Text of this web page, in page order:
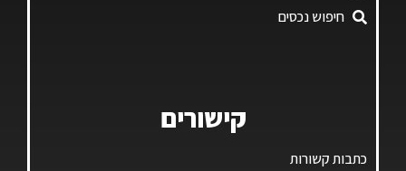
חיפוש נכסים
קישורים
כתבות קשורות